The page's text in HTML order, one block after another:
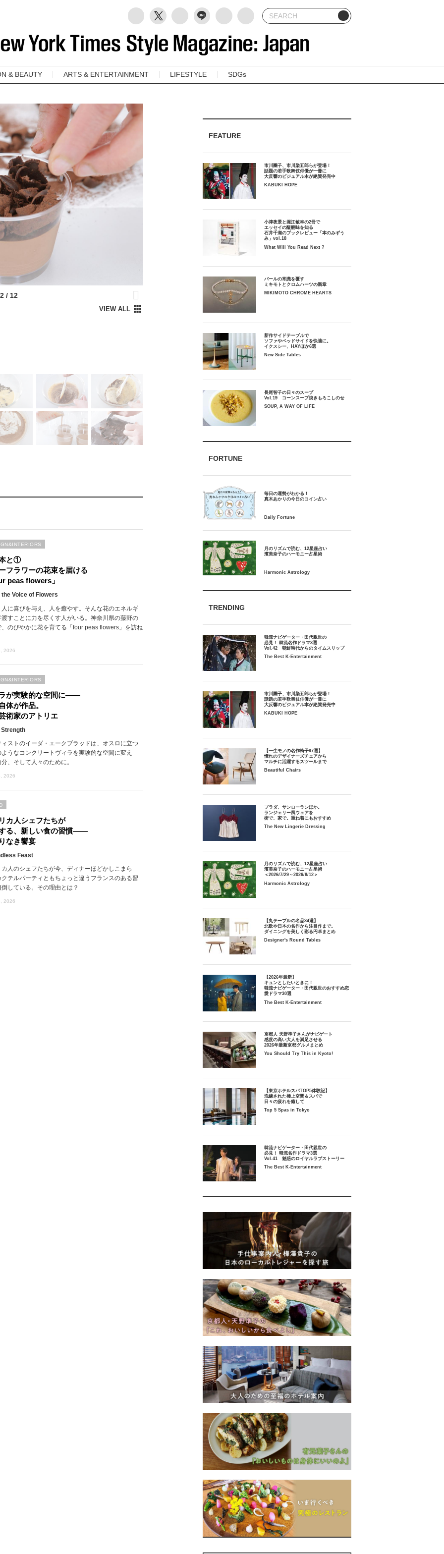
& BEAUTY ARTS & ENTERTAINMENT LIFESTYLE SDGs
と①
フラワーの花束を届ける
peas flowers」
the Voice of Flowers
人に喜びを与え、人を癒やす。そんな花のエネルギ
渡すことに力を尽くす人がいる。神奈川県の藤野の
、のびやかに花を育てる「four peas flowers」を訪ね
2026
が実験的な空間に――
体が作品。
術家のアトリエ
ィストのイーダ・エークブラッドは、オスロに立つ
うなコンクリートヴィラを実験的な空間に変え
、そして人々のために。
2026
カ人シェフたちが
る、新しい食の習慣――
なき饗宴
Feast
カ人のシェフたちが今、ディナーほどかしこまら
クテルパーティともちょっと違うフランスのある習
している。その理由とは？
2026
FEATURE
市川團子、市川染五郎らが登場！
話題の若手歌舞伎俳優が一冊に
大反響のビジュアル本が絶賛発売中
KABUKI HOPE
小津夜景と堀江敏幸の2冊で
エッセイの醍醐味を知る
石井千湖のブックレビュー「本のみずう
み」vol.18
What Will You Read Next ?
パールの常識を覆す
ミキモトとクロムハーツの新章
MIKIMOTO CHROME HEARTS
新作サイドテーブルで
ソファやベッドサイドを快適に。
イクスシー、HAYほか6選
New Side Tables
長尾智子の日々のスープ
Vol.19 コーンスープ焼きもろこしのせ
SOUP, A WAY OF LIFE
FORTUNE
毎日の運勢がわかる！
月のリズムで読む、12星座占い
TRENDING
韓流ナビゲーター・田代親世の
必見！ 韓流名作ドラマ3選
Vol.42 朝鮮時代からのタイムスリップ
The Best K-Entertainment
市川團子、市川染五郎らが登場！
話題の若手歌舞伎俳優が一冊に
大反響のビジュアル本が絶賛発売中
KABUKI HOPE
【一生モノの名作椅子97選】
憧れのデザイナーズチェアから
マルチに活躍するスツールまで
Beautiful Chairs
プラダ、サンローランほか。
ランジェリー風ウェアを
街で、家で。重ね着にもおすすめ
The New Lingerie Dressing
月のリズムで読む、12星座占い
濱美奈子のハーモニー占星術
＜2026/7/29～2026/8/12＞
Harmonic Astrology
【丸テーブルの名品34選】
北欧や日本の名作から注目作まで。
ダイニングを美しく彩る円卓まとめ
Designer's Round Tables
【2026年最新】
キュンとしたいときに！
韓流ナビゲーター・田代親世のおすすめ恋
愛ドラマ30選
The Best K-Entertainment
京都人 天野準子さんがナビゲート
感度の高い大人を満足させる
2026年最新京都グルメまとめ
You Should Try This in Kyoto!
【東京ホテルスパTOP5体験記】
洗練された極上空間＆スパで
日々の疲れを癒して
Top 5 Spas in Tokyo
韓流ナビゲーター・田代親世の
必見！ 韓流名作ドラマ3選
Vol.41 魅惑のロイヤルラブストーリー
The Best K-Entertainment